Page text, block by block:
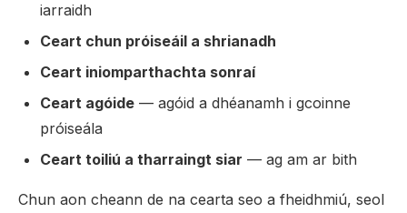
iarraidh
Ceart chun próiseáil a shrianadh
Ceart iniomparthachta sonraí
Ceart agóide — agóid a dhéanamh i gcoinne
próiseála
Ceart toiliú a tharraingt siar — ag am ar bith
Chun aon cheann de na cearta seo a fheidhmiú, seol